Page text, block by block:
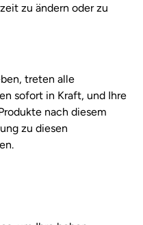
zu ändern oder zu
treten alle
sofort in Kraft, und Ihre
nach diesem
zu diesen